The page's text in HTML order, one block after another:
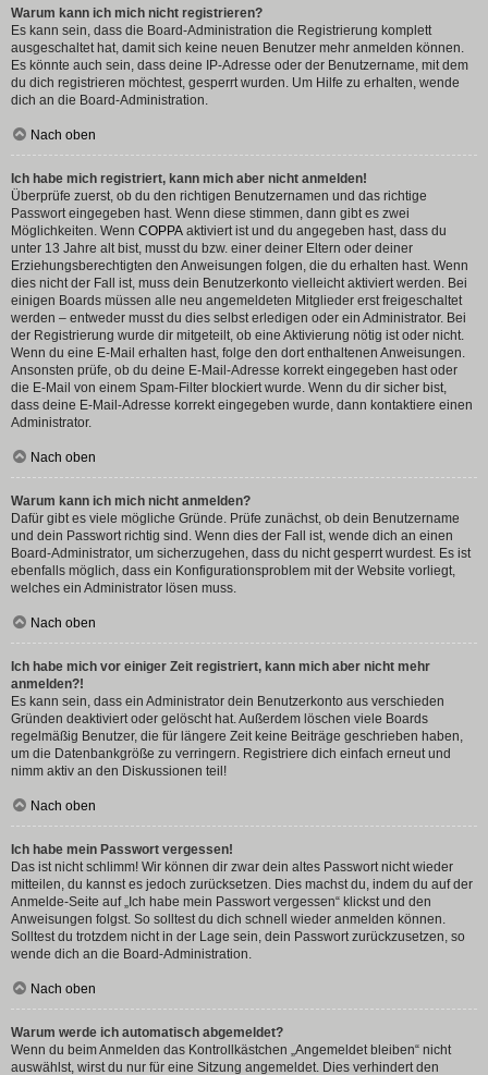
Warum kann ich mich nicht registrieren?
Es kann sein, dass die Board-Administration die Registrierung komplett
ausgeschaltet hat, damit sich keine neuen Benutzer mehr anmelden können.
Es könnte auch sein, dass deine IP-Adresse oder der Benutzername, mit dem
du dich registrieren möchtest, gesperrt wurden. Um Hilfe zu erhalten, wende
dich an die Board-Administration.
Nach oben
Ich habe mich registriert, kann mich aber nicht anmelden!
Überprüfe zuerst, ob du den richtigen Benutzernamen und das richtige
Passwort eingegeben hast. Wenn diese stimmen, dann gibt es zwei
Möglichkeiten. Wenn COPPA aktiviert ist und du angegeben hast, dass du
unter 13 Jahre alt bist, musst du bzw. einer deiner Eltern oder deiner
Erziehungsberechtigten den Anweisungen folgen, die du erhalten hast. Wenn
dies nicht der Fall ist, muss dein Benutzerkonto vielleicht aktiviert werden. Bei
einigen Boards müssen alle neu angemeldeten Mitglieder erst freigeschaltet
werden – entweder musst du dies selbst erledigen oder ein Administrator. Bei
der Registrierung wurde dir mitgeteilt, ob eine Aktivierung nötig ist oder nicht.
Wenn du eine E-Mail erhalten hast, folge den dort enthaltenen Anweisungen.
Ansonsten prüfe, ob du deine E-Mail-Adresse korrekt eingegeben hast oder
die E-Mail von einem Spam-Filter blockiert wurde. Wenn du dir sicher bist,
dass deine E-Mail-Adresse korrekt eingegeben wurde, dann kontaktiere einen
Administrator.
Nach oben
Warum kann ich mich nicht anmelden?
Dafür gibt es viele mögliche Gründe. Prüfe zunächst, ob dein Benutzername
und dein Passwort richtig sind. Wenn dies der Fall ist, wende dich an einen
Board-Administrator, um sicherzugehen, dass du nicht gesperrt wurdest. Es ist
ebenfalls möglich, dass ein Konfigurationsproblem mit der Website vorliegt,
welches ein Administrator lösen muss.
Nach oben
Ich habe mich vor einiger Zeit registriert, kann mich aber nicht mehr
anmelden?!
Es kann sein, dass ein Administrator dein Benutzerkonto aus verschieden
Gründen deaktiviert oder gelöscht hat. Außerdem löschen viele Boards
regelmäßig Benutzer, die für längere Zeit keine Beiträge geschrieben haben,
um die Datenbankgröße zu verringern. Registriere dich einfach erneut und
nimm aktiv an den Diskussionen teil!
Nach oben
Ich habe mein Passwort vergessen!
Das ist nicht schlimm! Wir können dir zwar dein altes Passwort nicht wieder
mitteilen, du kannst es jedoch zurücksetzen. Dies machst du, indem du auf der
Anmelde-Seite auf „Ich habe mein Passwort vergessen“ klickst und den
Anweisungen folgst. So solltest du dich schnell wieder anmelden können.
Solltest du trotzdem nicht in der Lage sein, dein Passwort zurückzusetzen, so
wende dich an die Board-Administration.
Nach oben
Warum werde ich automatisch abgemeldet?
Wenn du beim Anmelden das Kontrollkästchen „Angemeldet bleiben“ nicht
auswählst, wirst du nur für eine Sitzung angemeldet. Dies verhindert den